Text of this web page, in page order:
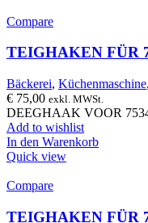
Compare
TEIGHAKEN FÜR
Bäckerei, Küchenmaschine,
€ 75,00 exkl. MWSt.
DEEGHAAK VOOR
Add to wishlist
In den Warenkorb
Quick view
Compare
TEIGHAKEN FÜR